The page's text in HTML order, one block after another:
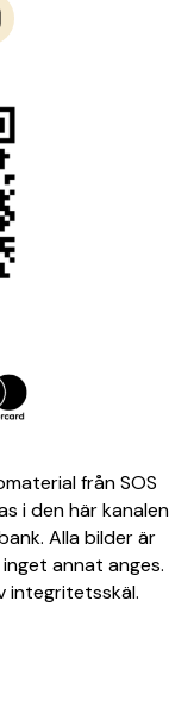
från SOS
i den här kanalen
Alla bilder är
annat anges.
integritetsskäl.